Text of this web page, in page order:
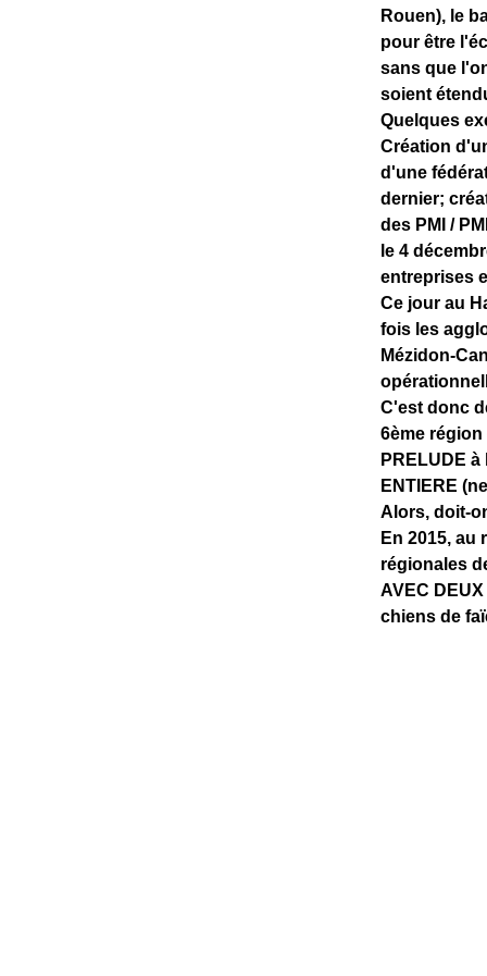
Rouen), le
pour être
sans que
soient
Quelques
Création
d'une
dernier;
des PMI /
le 4
entreprises
Ce jour au
fois les
Mézidon-
C'est donc
6ème
PRELUDE
ENTIERE
Alors, doit-
En 2015, au
régionales
AVEC
chiens de